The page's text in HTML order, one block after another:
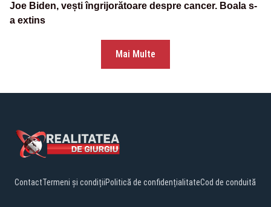
Joe Biden, vești îngrijorătoare despre cancer. Boala s-
a extins
Mai Multe
ContactTermeni și condițiiPolitică de confidențialitateCod de conduită